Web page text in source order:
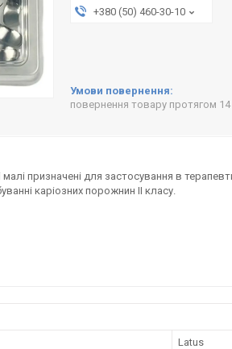
+380 (50) 460-30-10
повернення товару протягом 14
малі призначені для застосування в
каріозних порожнин II класу.
Latus